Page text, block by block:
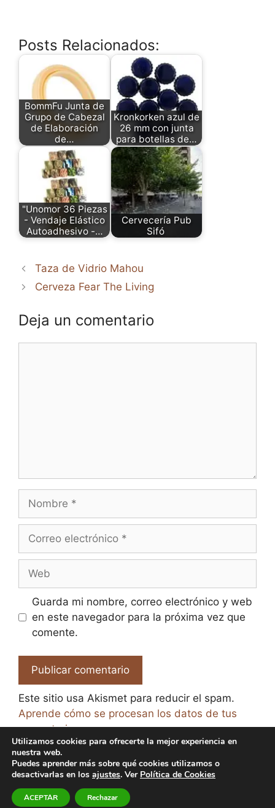
Posts Relacionados:
BommFu Junta de
Grupo de Cabezal
de Elaboración
de…
Kronkorken azul de
26 mm con junta
para botellas de…
"Unomor 36 Piezas
- Vendaje Elástico
Autoadhesivo -…
Cervecería Pub
Sifó
Taza de Vidrio Mahou
Cerveza Fear The Living
Deja un comentario
electrónico
Guarda mi nombre, correo electrónico y web
en este navegador para la próxima vez que
comente.
Este sitio usa Akismet para reducir el spam.
Aprende cómo se procesan los datos de tus
comentarios.
© 2026 El Paraíso de la Cerveza -
de Privacidad -Política de Cookies
Utilizamos cookies para ofrecerte la mejor experiencia en
nuestra web.
Puedes aprender más sobre qué cookies utilizamos o
desactivarlas en los ajustes. Ver Política de Cookies
ACEPTAR Rechazar